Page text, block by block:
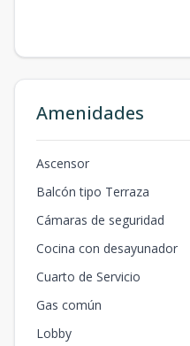
Amenidades
Ascensor
Balcón tipo Terraza
Cámaras de seguridad
Cocina con desayunador
Cuarto de Servicio
Gas común
Lobby